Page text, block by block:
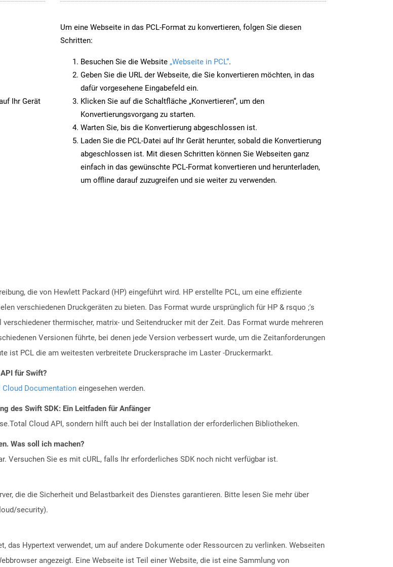
Ihr Gerät
Um eine Webseite in das PCL-Format zu konvertieren, folgen Sie diesen
Schritten:
Besuchen Sie die Website „Webseite in PCL“.
Geben Sie die URL der Webseite, die Sie konvertieren möchten, in das
dafür vorgesehene Eingabefeld ein.
Klicken Sie auf die Schaltfläche „Konvertieren“, um den
Konvertierungsvorgang zu starten.
Warten Sie, bis die Konvertierung abgeschlossen ist.
Laden Sie die PCL-Datei auf Ihr Gerät herunter, sobald die Konvertierung
abgeschlossen ist. Mit diesen Schritten können Sie Webseiten ganz
einfach in das gewünschte PCL-Format konvertieren und herunterladen,
um offline darauf zuzugreifen und sie weiter zu verwenden.
die von Hewlett Packard (HP) eingeführt wird. HP erstellte PCL, um eine effiziente
verschiedenen Druckgeräten zu bieten. Das Format wurde ursprünglich für HP & rsquo ;'s
thermischer, matrix- und Seitendrucker mit der Zeit. Das Format wurde mehreren
Versionen führte, bei denen jede Version verbessert wurde, um die Zeitanforderungen
ist PCL die am weitesten verbreitete Druckersprache im Laster -Druckermarkt.
für Swift?
Documentation eingesehen werden.
des Swift SDK: Ein Leitfaden für Anfänger
Cloud API, sondern hilft auch bei der Installation der erforderlichen Bibliotheken.
Was soll ich machen?
Versuchen Sie es mit cURL, falls Ihr erforderliches SDK noch nicht verfügbar ist.
die die Sicherheit und Belastbarkeit des Dienstes garantieren. Bitte lesen Sie mehr über
security).
das Hypertext verwendet, um auf andere Dokumente oder Ressourcen zu verlinken. Webseiten
angezeigt. Eine Webseite ist Teil einer Website, die ist eine Sammlung von